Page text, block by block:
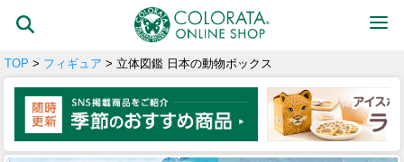
TOP > フィギュア > 立体図鑑 日本の動物ボックス